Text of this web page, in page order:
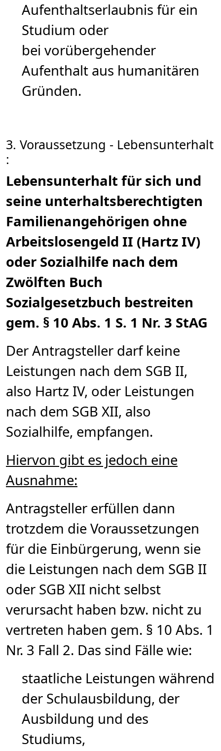
Aufenthaltserlaubnis für ein
Studium oder
bei vorübergehender
Aufenthalt aus humanitären
Gründen.
3. Voraussetzung - Lebensunterhalt
:
Lebensunterhalt für sich und
seine unterhaltsberechtigten
Familienangehörigen ohne
Arbeitslosengeld II (Hartz IV)
oder Sozialhilfe nach dem
Zwölften Buch
Sozialgesetzbuch bestreiten
gem. § 10 Abs. 1 S. 1 Nr. 3 StAG
Der Antragsteller darf keine
Leistungen nach dem SGB II,
also Hartz IV, oder Leistungen
nach dem SGB XII, also
Sozialhilfe, empfangen.
Hiervon gibt es jedoch eine
Ausnahme:
Antragsteller erfüllen dann
trotzdem die Voraussetzungen
für die Einbürgerung, wenn sie
die Leistungen nach dem SGB II
oder SGB XII nicht selbst
verursacht haben bzw. nicht zu
vertreten haben gem. § 10 Abs. 1
Nr. 3 Fall 2. Das sind Fälle wie:
staatliche Leistungen während
der Schulausbildung, der
Ausbildung und des
Studiums,